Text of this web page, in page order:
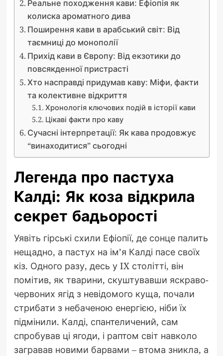
Реальне походження кави: Ефіопія як
колиска ароматного дива
Поширення кави в арабський світ: Від
таємниці до монополії
Прихід кави в Європу: Від екзотики до
повсякденної пристрасті
Хто насправді придумав каву: Міфи, факти
та колективне відкриття
Хронологія ключових подій в історії кави
Цікаві факти про каву
Сучасні інтерпретації: Як кава продовжує
“винаходитися” сьогодні
Легенда про пастуха
Калді: Як коза відкрила
секрет бадьорості
Уявіть гірські схили Ефіопії, де сонце палить
нещадно, а пастух на ім’я Калді пасе своїх
кіз. Одного разу, десь у IX столітті, він
помітив, як тварини, скуштувавши яскраво-
червоних ягід з невідомого куща, почали
стрибати з небаченою енергією, ніби їх
підмінили. Калді, спантеличений, сам
спробував ці ягоди, і раптом світ навколо
загравав новими барвами – втома зникла, а